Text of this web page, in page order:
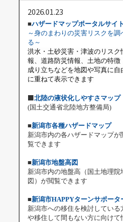
2026.01.23
■ハザードマップポータルサイト
～身のまわりの災害リスクを調
る～
洪水・土砂災害・津波のリスク
報、道路防災情報、土地の特徴
成り立ちなどを地図や写真に自
に重ねて表示できます
■北陸の液状化しやすさマップ
(国土交通省北陸地方整備局)
■新潟市各種ハザードマップ
新潟市内の各ハザードマップが
覧できます
■新潟市地盤高図
新潟市内の地盤高（国土地理院
図）が閲覧できます
■新潟市HAPPYターンサポータ
新潟市への移住を検討している
や移住して間もない方に向けて